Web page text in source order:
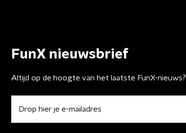
FunX nieuwsbrief
Altijd op de hoogte van het laatste FunX-nieuws?